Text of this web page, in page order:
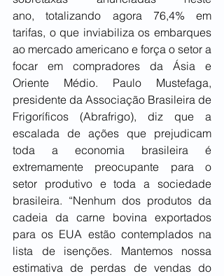
ano, totalizando agora 76,4% em
tarifas, o que inviabiliza os embarques
ao mercado americano e força o setor a
focar em compradores da Ásia e
Oriente Médio. Paulo Mustefaga,
presidente da Associação Brasileira de
Frigoríficos (Abrafrigo), diz que a
escalada de ações que prejudicam
toda a economia brasileira é
extremamente preocupante para o
setor produtivo e toda a sociedade
brasileira. “Nenhum dos produtos da
cadeia da carne bovina exportados
para os EUA estão contemplados na
lista de isenções. Mantemos nossa
estimativa de perdas de vendas do